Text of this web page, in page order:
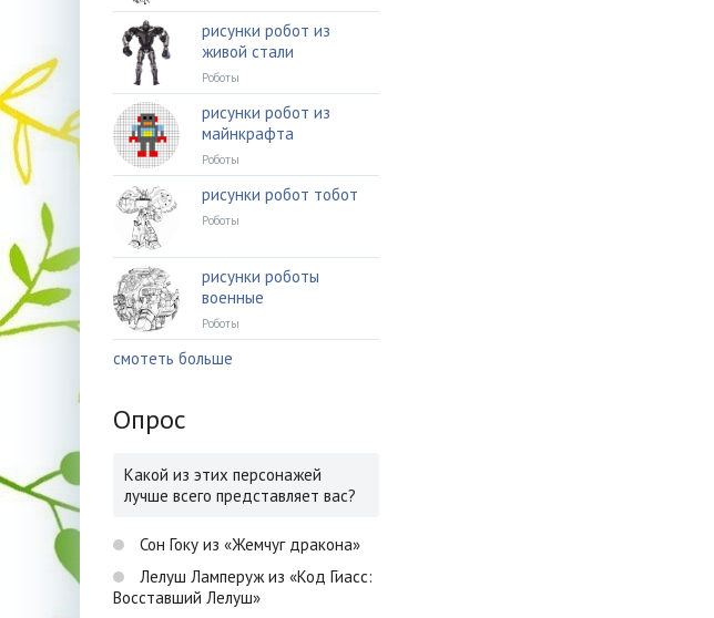
рисунки робот из
живой стали
Роботы
рисунки робот из
майнкрафта
Роботы
рисунки робот тобот
Роботы
рисунки роботы
военные
Роботы
смотеть больше
Опрос
Какой из этих персонажей
лучше всего представляет вас?
Сон Гоку из «Жемчуг дракона»
Лелуш Ламперуж из «Код Гиасс:
Восставший Лелуш»